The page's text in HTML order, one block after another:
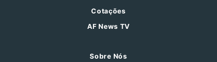
Cotações
AF News TV
Sobre Nós